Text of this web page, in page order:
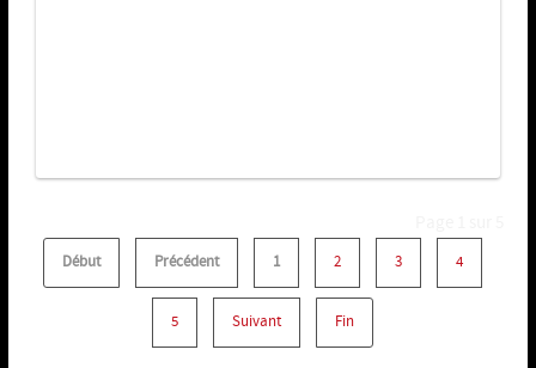
Début Précédent 1 2 3 4
5 Suivant Fin